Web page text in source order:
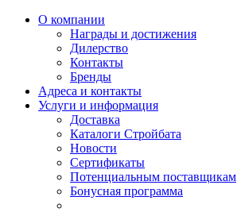
О компании
Награды и достижения
Дилерство
Контакты
Бренды
Адреса и контакты
Услуги и информация
Доставка
Каталоги Стройбата
Новости
Сертификаты
Потенциальным поставщикам
Бонусная программа